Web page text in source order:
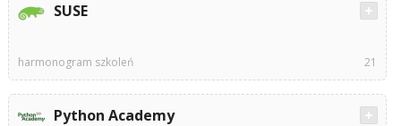
SUSE
harmonogram szkoleń 21
Python Academy